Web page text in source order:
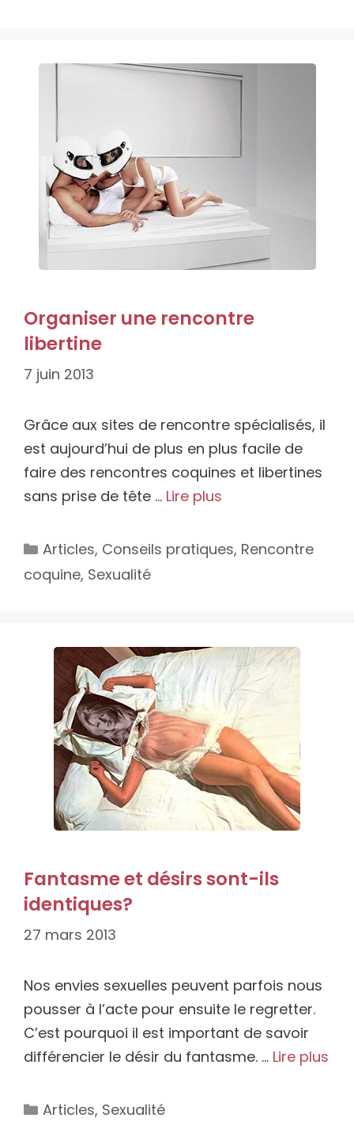
Organiser une rencontre
libertine
7 juin 2013
Grâce aux sites de rencontre spécialisés, il
est aujourd’hui de plus en plus facile de
faire des rencontres coquines et libertines
sans prise de tête … Lire plus
Catégories
Articles, Conseils pratiques, Rencontre
coquine, Sexualité
Fantasme et désirs sont-ils
identiques?
27 mars 2013
Nos envies sexuelles peuvent parfois nous
pousser à l’acte pour ensuite le regretter.
C’est pourquoi il est important de savoir
différencier le désir du fantasme. … Lire plus
Catégories
Articles, Sexualité